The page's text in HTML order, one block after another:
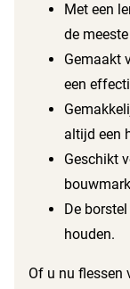
Met een
de
Gemaakt
een
altijd een
Geschikt
De
houden.
Of u nu flessen